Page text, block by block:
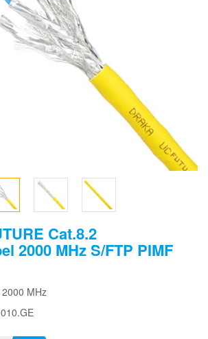
Cat.8.2
2000 MHz S/FTP PIMF
MHz